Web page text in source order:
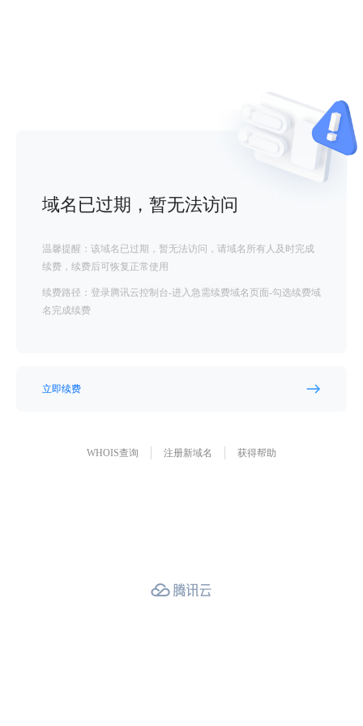
域名已过期，暂无法访问
温馨提醒：该域名已过期，暂无法访问，请域名所有人及时完成
续费，续费后可恢复正常使用
续费路径：登录腾讯云控制台-进入急需续费域名页面-勾选续费域
名完成续费
立即续费
WHOIS查询 注册新域名 获得帮助